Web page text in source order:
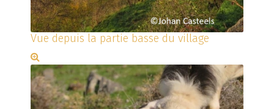
Vue depuis la partie basse du village